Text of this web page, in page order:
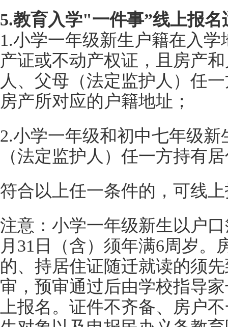
5.教育入学"一件事”线上报
1.小学一年级新生户籍在入
产证或不动产权证，且房产
人、父母（法定监护人）任
房产所对应的户籍地址；
2.小学一年级和初中七年级
（法定监护人）任一方持有
符合以上任一条件的，可线
注意：小学一年级新生以户
月31日（含）须年满6周岁。
的、持居住证随迁就读的须
审，预审通过后由学校指导
上报名。证件不齐备、房户